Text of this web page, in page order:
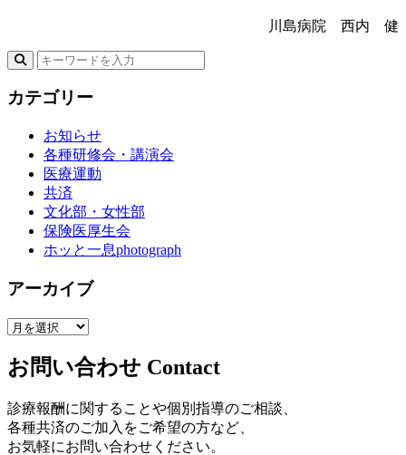
川島病院 西内 健
カテゴリー
お知らせ
各種研修会・講演会
医療運動
共済
文化部・女性部
保険医厚生会
ホッと一息photograph
アーカイブ
お問い合わせ Contact
診療報酬に関することや個別指導のご相談、
各種共済のご加入をご希望の方など、
お気軽にお問い合わせください。